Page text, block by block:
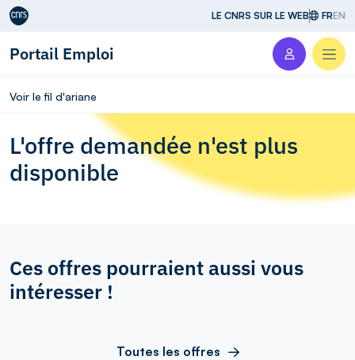
Aller au contenu LE CNRS SUR LE WEB FREN
Portail Emploi
Voir le fil d'ariane
L'offre demandée n'est plus
disponible
Ces offres pourraient aussi vous
intéresser !
Toutes les offres